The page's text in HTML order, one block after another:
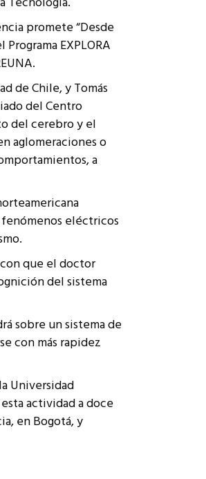
promete “Desde
EXPLORA
de Chile, y Tomás
del Centro
del cerebro y el
aglomeraciones o
a
eléctricos
que el doctor
del sistema
sobre un sistema de
con más rapidez
Universidad
actividad a doce
en Bogotá, y